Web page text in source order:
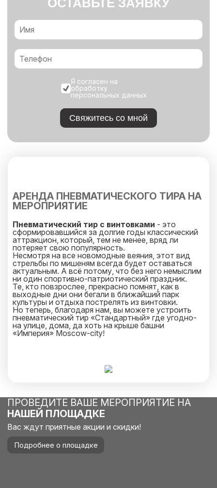
ОСТАВЬТЕ ЗАЯВКУ
Я согласен на
обработку
персональных данных
Свяжитесь со мной
АРЕНДА ПНЕВМАТИЧЕСКОГО ТИРА НА
МЕРОПРИЯТИЕ
Пневматический тир с винтовками - это
сформировавшийся за долгие годы классический
аттракцион, который, тем не менее, вряд ли
потеряет свою популярность.
Несмотря на все новомодные веяния, этот вид
стрельбы по мишеням всегда будет оставаться
актуальным. А всё потому, что без него немыслим
ни один спортивно-патриотический праздник.
Те, кто повзрослее, прекрасно помнят, как в
выходные дни они бегали в ближайший парк
культуры и отдыха пострелять из винтовки.
Но теперь, благодаря нам, вы можете устроить
пневматический тир «Стандартный» где угодно-
на улице, дома, да хоть на крыше башни
«Империя» Moscow-city!
ПРОВЕДИТЕ ВАШЕ МЕРОПРИЯТИЕ НА
НАШЕЙ ПЛОЩАДКЕ
Вас ждут приятные акции и скидки!
Подробнее о площадке